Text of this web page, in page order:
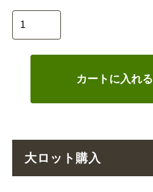
カートに入れる
大ロット購入